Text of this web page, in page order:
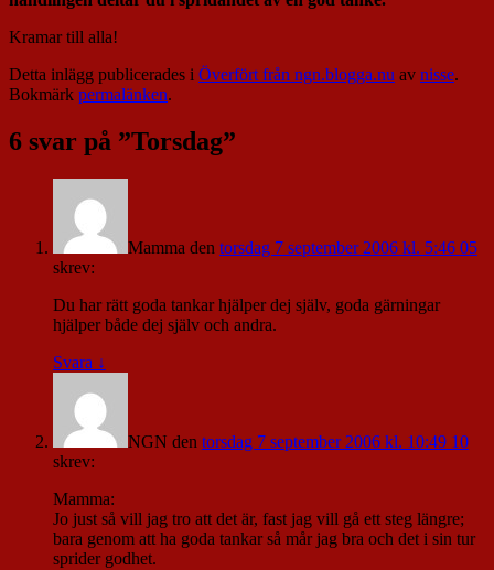
Kramar till alla!
Detta inlägg publicerades i Överfört från ngn.blogga.nu av nisse.
Bokmärk permalänken.
6 svar på ”Torsdag”
Mamma den torsdag 7 september 2006 kl. 5:46 05
skrev:
Du har rätt goda tankar hjälper dej själv, goda gärningar
hjälper både dej själv och andra.
Svara ↓
NGN den torsdag 7 september 2006 kl. 10:49 10
skrev:
Mamma:
Jo just så vill jag tro att det är, fast jag vill gå ett steg längre;
bara genom att ha goda tankar så mår jag bra och det i sin tur
sprider godhet.